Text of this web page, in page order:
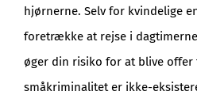
hjørnerne. Selv for kvindelige
foretrække at rejse i
øger din risiko for at blive
småkriminalitet er ikke-